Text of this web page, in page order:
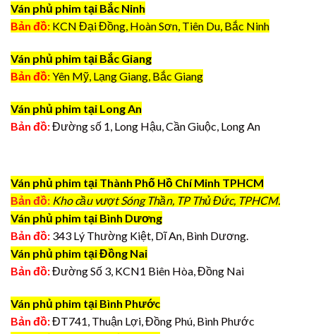
Ván phủ phim tại Bắc Ninh
Bản đồ: KCN Đại Đồng, Hoàn Sơn, Tiên Du, Bắc Ninh
Ván phủ phim tại Bắc Giang
Bản đồ:Yên Mỹ, Lạng Giang, Bắc Giang
Ván phủ phim tại Long An
Bản đồ:Đường số 1, Long Hậu, Cần Giuộc, Long An
Ván phủ phim tại Thành Phố Hồ Chí Minh TPHCM
Bản đồ: Kho cầu vượt Sóng Thần, TP Thủ Đức, TPHCM.
Ván phủ phim tại Bình Dương
Bản đồ: 343 Lý Thường Kiệt, Dĩ An, Bình Dương.
Ván phủ phim tại Đồng Nai
Bản đồ:Đường Số 3, KCN1 Biên Hòa, Đồng Nai
Ván phủ phim tại Bình Phước
Bản đồ:ĐT741, Thuận Lợi, Đồng Phú, Bình Phước